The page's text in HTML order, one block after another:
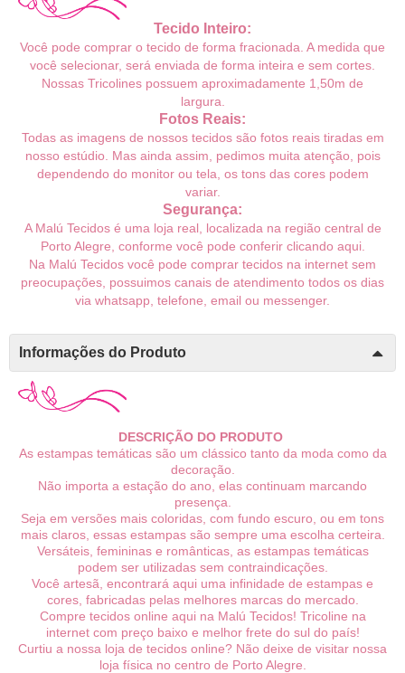
Tecido Inteiro:
Você pode comprar o tecido de forma fracionada. A medida que
você selecionar, será enviada de forma inteira e sem cortes.
Nossas Tricolines possuem aproximadamente 1,50m de
largura.
Fotos Reais:
Todas as imagens de nossos tecidos são fotos reais tiradas em
nosso estúdio. Mas ainda assim, pedimos muita atenção, pois
dependendo do monitor ou tela, os tons das cores podem
variar.
Segurança:
A Malú Tecidos é uma loja real, localizada na região central de
Porto Alegre, conforme você pode conferir clicando aqui.
Na Malú Tecidos você pode comprar tecidos na internet sem
preocupações, possuimos canais de atendimento todos os dias
via whatsapp, telefone, email ou messenger.
Informações do Produto
DESCRIÇÃO DO PRODUTO
As estampas temáticas são um clássico tanto da moda como da
decoração.
Não importa a estação do ano, elas continuam marcando
presença.
Seja em versões mais coloridas, com fundo escuro, ou em tons
mais claros, essas estampas são sempre uma escolha certeira.
Versáteis, femininas e românticas, as estampas temáticas
podem ser utilizadas sem contraindicações.
Você artesã, encontrará aqui uma infinidade de estampas e
cores, fabricadas pelas melhores marcas do mercado.
Compre tecidos online aqui na Malú Tecidos! Tricoline na
internet com preço baixo e melhor frete do sul do país!
Curtiu a nossa loja de tecidos online? Não deixe de visitar nossa
loja física no centro de Porto Alegre.